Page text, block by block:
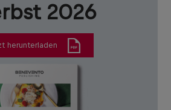
2026
herunterladen